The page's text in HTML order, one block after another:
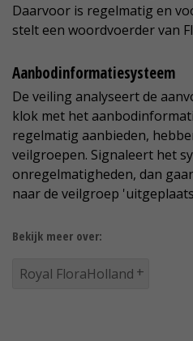
Daarvoor is regelmatig en
stelt een woordvoerder van
Aanbodinformatiesysteem
De veiling analyseert de
klok met het
regelmatig aanbieden,
veilgroepen. Signaleert het
onregelmatigheden, dan
naar de veilgroep
Bekijk meer over:
Royal FloraHolland